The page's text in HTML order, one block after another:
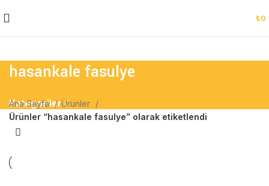
₺0
hasankale fasulye
Kategoriler
Ana Sayfa
Ürünler
Ürünler “hasankale fasulye” olarak etiketlendi